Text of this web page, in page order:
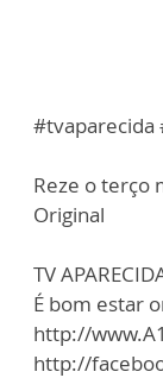
#tvaparecida
Reze o terço
Original
TV
É bom estar
http://
http://